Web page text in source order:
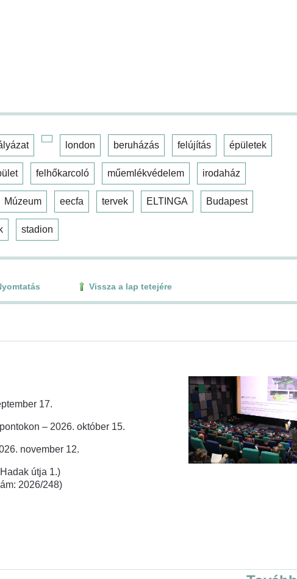
london beruházás felújítás épületek
felhőkarcoló műemlékvédelem irodaház
Múzeum eecfa tervek ELTINGA Budapest
stadion
Vissza a lap tetejére
17.
– 2026. október 15.
november 12.
útja 1.)
2026/248)